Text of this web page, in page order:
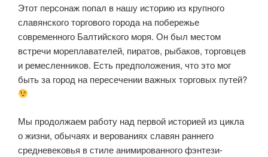
Этот персонаж попал в нашу историю из крупного
славянского торгового города на побережье
современного Балтийского моря. Он был местом
встречи мореплавателей, пиратов, рыбаков, торговцев
и ремесленников. Есть предположения, что это мог
быть за город на пересечении важных торговых путей?
Мы продолжаем работу над первой историей из цикла
о жизни, обычаях и верованиях славян раннего
средневековья в стиле анимированного фэнтези-